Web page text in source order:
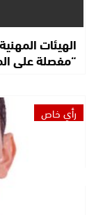
الهيئات
“مفصلة على
رأي خاص